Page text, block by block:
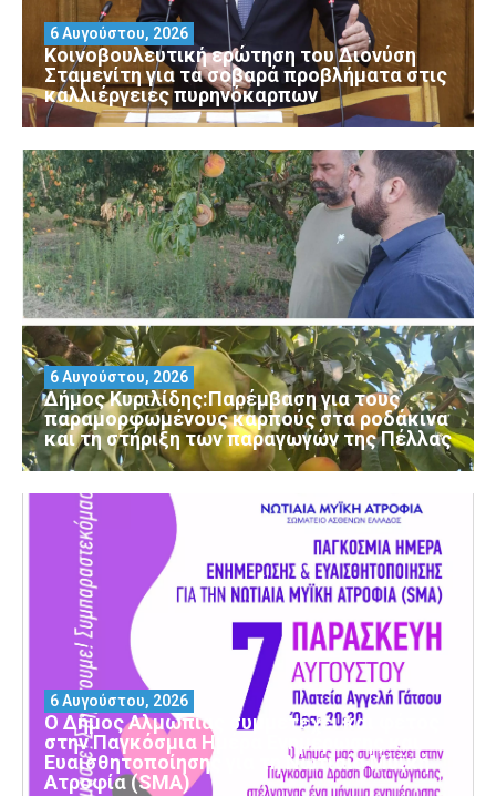
Κοινοβουλευτική ερώτηση του Διονύση
Σταμενίτη για τα σοβαρά προβλήματα στις
καλλιέργειες πυρηνόκαρπων
6 Αυγούστου, 2026
Δήμος Κυριλίδης:Παρέμβαση για τους
παραμορφωμένους καρπούς στα ροδάκινα
και τη στήριξη των παραγωγών της Πέλλας
6 Αυγούστου, 2026
Ο Δήμος Αλμωπίας συμμετέχει και φέτος
στην Παγκόσμια Ημέρα Ενημέρωσης και
Ευαισθητοποίησης για τη Νωτιαία Μυϊκή
Ατροφία (SMA)
6 Αυγούστου, 2026